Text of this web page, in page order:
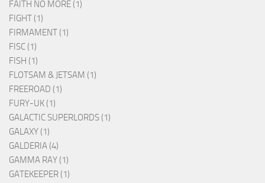
FAITH NO MORE (1)
FIGHT (1)
FIRMAMENT (1)
FISC (1)
FISH (1)
FLOTSAM & JETSAM (1)
FREEROAD (1)
FURY-UK (1)
GALACTIC SUPERLORDS (1)
GALAXY (1)
GALDERIA (4)
GAMMA RAY (1)
GATEKEEPER (1)